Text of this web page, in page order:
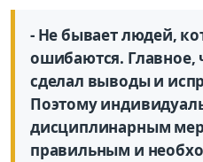
- Не бывает людей,
ошибаются. Главное,
сделал выводы и
Поэтому
дисциплинарным
правильным и